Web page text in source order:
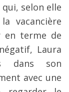
selon elle
vacancière
en terme de
Laura
dans son
avec une